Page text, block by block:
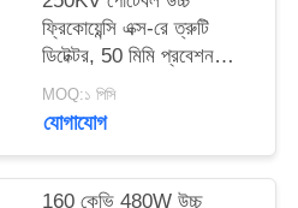
ফ্রিকোয়েন্সি এক্স-রে ত্রুটি
ডিটেক্টর, 50 মিমি প্রবেশন
ক্ষমতা সহ
MOQ:১ পিসি
যোগাযোগ
160 কেভি 480W উচ্চ